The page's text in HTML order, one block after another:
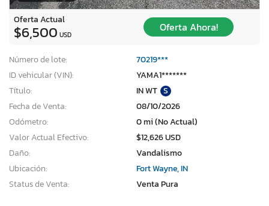
Oferta Actual
$6,500 USD
Oferta Ahora!
Número de lote:
70219***
ID vehicular (VIN):
YAMA1*******
Título:
IN WT S
Fecha de Venta:
08/10/2026
Odómetro:
0 mi (No Actual)
Valor Actual Efectivo:
$12,626 USD
Daño:
Vandalismo
Ubicación:
Fort Wayne, IN
Status de Venta:
Venta Pura